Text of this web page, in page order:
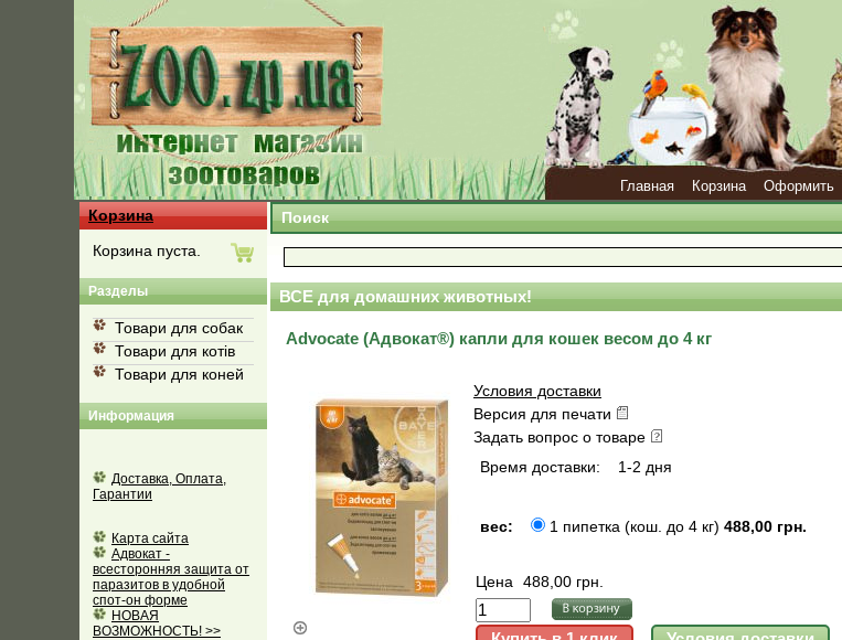
Главная Корзина Оформить
Корзина
Корзина пуста.
Разделы
Товари для собак
Товари для котів
Товари для коней
Информация
Доставка, Оплата,
Гарантии
Карта сайта
Адвокат -
всесторонняя защита от
паразитов в удобной
спот-он форме
НОВАЯ
ВОЗМОЖНОСТЬ! >>
Поиск
ВСЕ для домашних животных!
Advocate (Адвокат®) капли для кошек весом до 4 кг
Условия доставки
Версия для печати
Задать вопрос о товаре
Время доставки:
1-2 дня
вес: 1 пипетка (кош. до 4 кг) 488,00 грн.
Цена 488,00 грн.